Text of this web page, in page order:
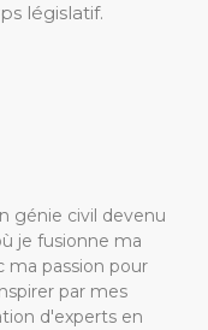
législatif.
génie civil devenu
je fusionne ma
passion pour
par mes
d'experts en